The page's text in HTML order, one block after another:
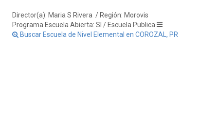
Director(a): Maria S Rivera / Región: Morovis
Programa Escuela Abierta: SI / Escuela Publica
Buscar Escuela de Nivel Elemental en COROZAL, PR